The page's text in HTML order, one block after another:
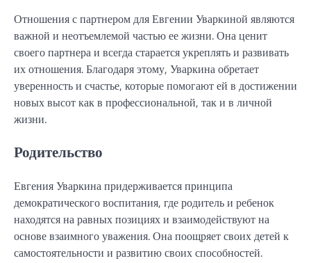
Отношения с партнером для Евгении Уваркиной являются
важной и неотъемлемой частью ее жизни. Она ценит
своего партнера и всегда старается укреплять и развивать
их отношения. Благодаря этому, Уваркина обретает
уверенность и счастье, которые помогают ей в достижении
новых высот как в профессиональной, так и в личной
жизни.
Родительство
Евгения Уваркина придерживается принципа
демократического воспитания, где родитель и ребенок
находятся на равных позициях и взаимодействуют на
основе взаимного уважения. Она поощряет своих детей к
самостоятельности и развитию своих способностей.